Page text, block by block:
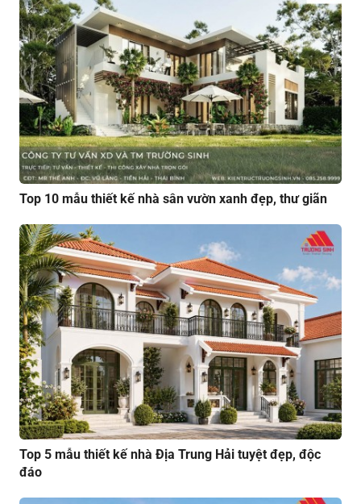
Top 10 mẫu thiết kế nhà sân vườn xanh đẹp, thư giãn
Top 5 mẫu thiết kế nhà Địa Trung Hải tuyệt đẹp, độc
đáo